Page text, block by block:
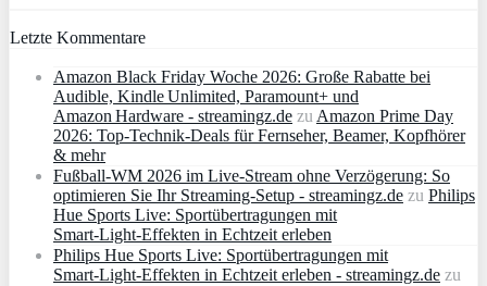
Letzte Kommentare
Amazon Black Friday Woche 2026: Große Rabatte bei
Audible, Kindle Unlimited, Paramount+ und
Amazon Hardware - streamingz.de zu Amazon Prime Day
2026: Top-Technik-Deals für Fernseher, Beamer, Kopfhörer
& mehr
Fußball-WM 2026 im Live-Stream ohne Verzögerung: So
optimieren Sie Ihr Streaming-Setup - streamingz.de zu Philips
Hue Sports Live: Sportübertragungen mit
Smart‑Light‑Effekten in Echtzeit erleben
Philips Hue Sports Live: Sportübertragungen mit
Smart‑Light‑Effekten in Echtzeit erleben - streamingz.de zu